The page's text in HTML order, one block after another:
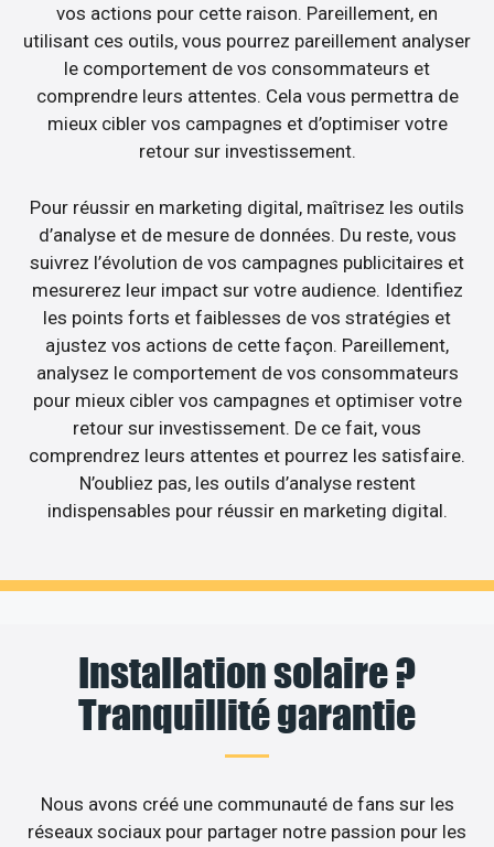
vos actions pour cette raison. Pareillement, en
utilisant ces outils, vous pourrez pareillement analyser
le comportement de vos consommateurs et
comprendre leurs attentes. Cela vous permettra de
mieux cibler vos campagnes et d’optimiser votre
retour sur investissement.
Pour réussir en marketing digital, maîtrisez les outils
d’analyse et de mesure de données. Du reste, vous
suivrez l’évolution de vos campagnes publicitaires et
mesurerez leur impact sur votre audience. Identifiez
les points forts et faiblesses de vos stratégies et
ajustez vos actions de cette façon. Pareillement,
analysez le comportement de vos consommateurs
pour mieux cibler vos campagnes et optimiser votre
retour sur investissement. De ce fait, vous
comprendrez leurs attentes et pourrez les satisfaire.
N’oubliez pas, les outils d’analyse restent
indispensables pour réussir en marketing digital.
Installation solaire ?
Tranquillité garantie
Nous avons créé une communauté de fans sur les
réseaux sociaux pour partager notre passion pour les